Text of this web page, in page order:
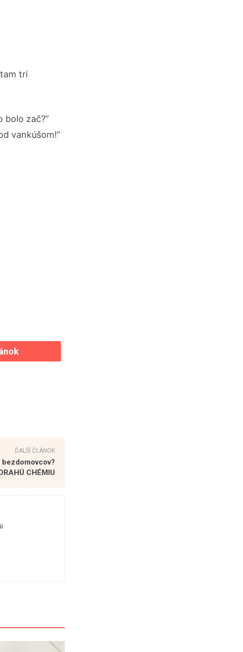
tri
bolo zač?”
vankúšom!”
ĎALŠÍ ČLÁNOK
CHÉMIU